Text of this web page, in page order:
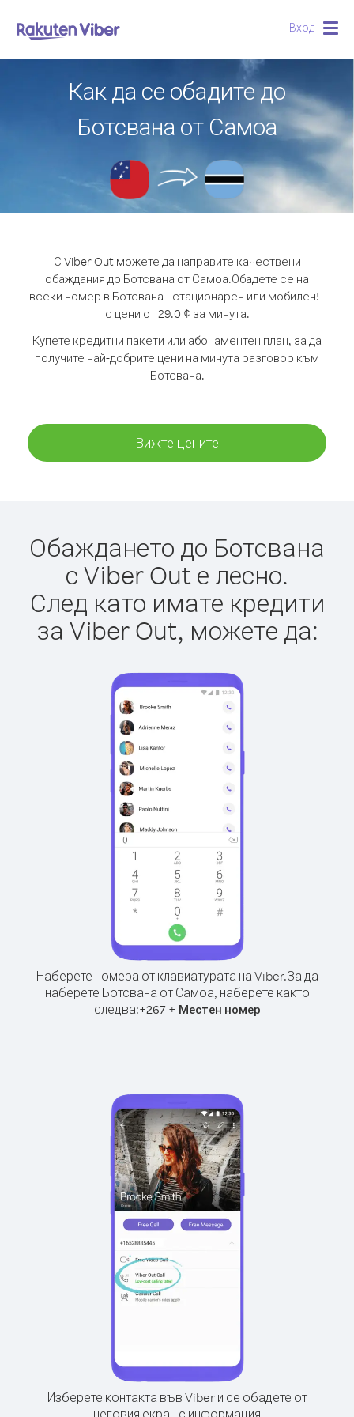
Вход
Как да се обадите до
Ботсвана от Самоа
С Viber Out можете да направите качествени
обаждания до Ботсвана от Самоа.Обадете се на
всеки номер в Ботсвана - стационарен или мобилен! -
с цени от 29.0 ¢ за минута.
Купете кредитни пакети или абонаментен план, за да
получите най-добрите цени на минута разговор към
Ботсвана.
Вижте цените
Обаждането до Ботсвана
с Viber Out е лесно.
След като имате кредити
за Viber Out, можете да:
Наберете номера от клавиатурата на Viber.За да
наберете Ботсвана от Самоа, наберете както
следва:+267+ Местен номер
Изберете контакта във Viber и се обадете от
неговия екран с информация